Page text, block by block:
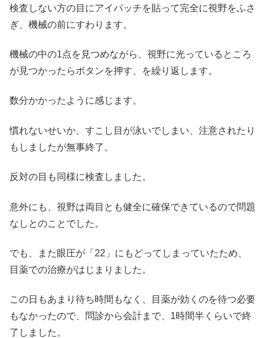
検査しない方の目にアイパッチを貼って完全に視野をふさ
ぎ、機械の前にすわります。
機械の中の1点を見つめながら、視野に光っているところ
が見つかったらボタンを押す、を繰り返します。
数分かかったように感じます。
慣れないせいか、すこし目が泳いでしまい、注意されたり
もしましたが無事終了。
反対の目も同様に検査しました。
意外にも、視野は両目とも健全に確保できているので問題
なしとのことでした。
でも、また眼圧が「22」にもどってしまっていたため、
目薬での治療がはじまりました。
この日もあまり待ち時間もなく、目薬が効くのを待つ必要
もなかったので、問診から会計まで、1時間半くらいで終
了しました。